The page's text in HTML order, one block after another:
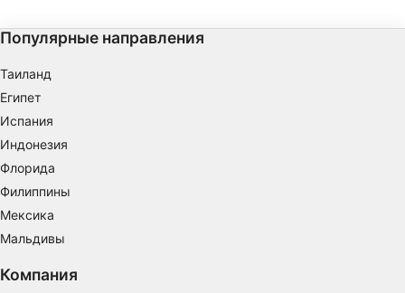
Популярные направления
Таиланд
Египет
Испания
Индонезия
Флорида
Филиппины
Мексика
Мальдивы
Компания
Просмотр списка партнеров (1 вендоров IAB)
Цели обработки ОВД:
Хранение и (или) доступ к информации на
устройстве
выбора рекламы
Создание профилей для
персонализированной рекламы